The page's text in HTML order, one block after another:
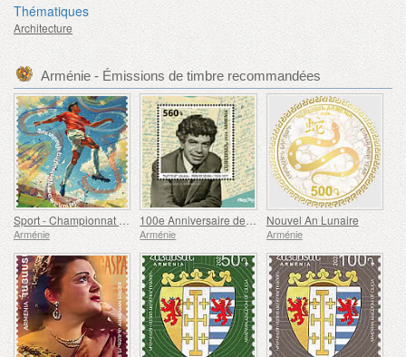
Thématiques
Architecture
Arménie - Émissions de timbre recommandées
Sport - Championnat d'Europe de football, Euro
Arménie
100e Anniversaire de Paruyr Sevak
Arménie
Nouvel An Lunaire
Arménie